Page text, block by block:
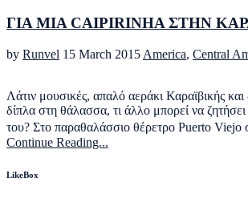
ΓΙΑ ΜΙΑ CAIPIRINHA ΣΤΗΝ
by Runvel 15 March 2015 America, Central
Λάτιν μουσικές, απαλό αεράκι Καραϊβικής
δίπλα στη θάλασσα, τι άλλο μπορεί να ζητήσει
του? Στο παραθαλάσσιο θέρετρο Puerto
Continue Reading...
LikeBox